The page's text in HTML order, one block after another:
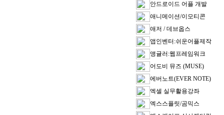
안드로이드 어플 개발
애니메이션/이모티콘
애저 / 데브옵스
앱인벤터:쉬운어플제작
앵귤러:웹프레임워크
어도비 뮤즈 (MUSE)
에버노트(EVER NOTE)
엑셀 실무활용강좌
엑스스플릿/곰믹스